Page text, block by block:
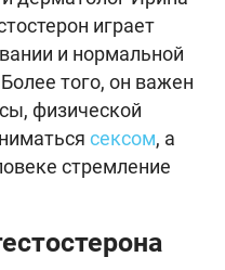
играет
и нормальной
того, он важен
физической
сексом, а
стремление